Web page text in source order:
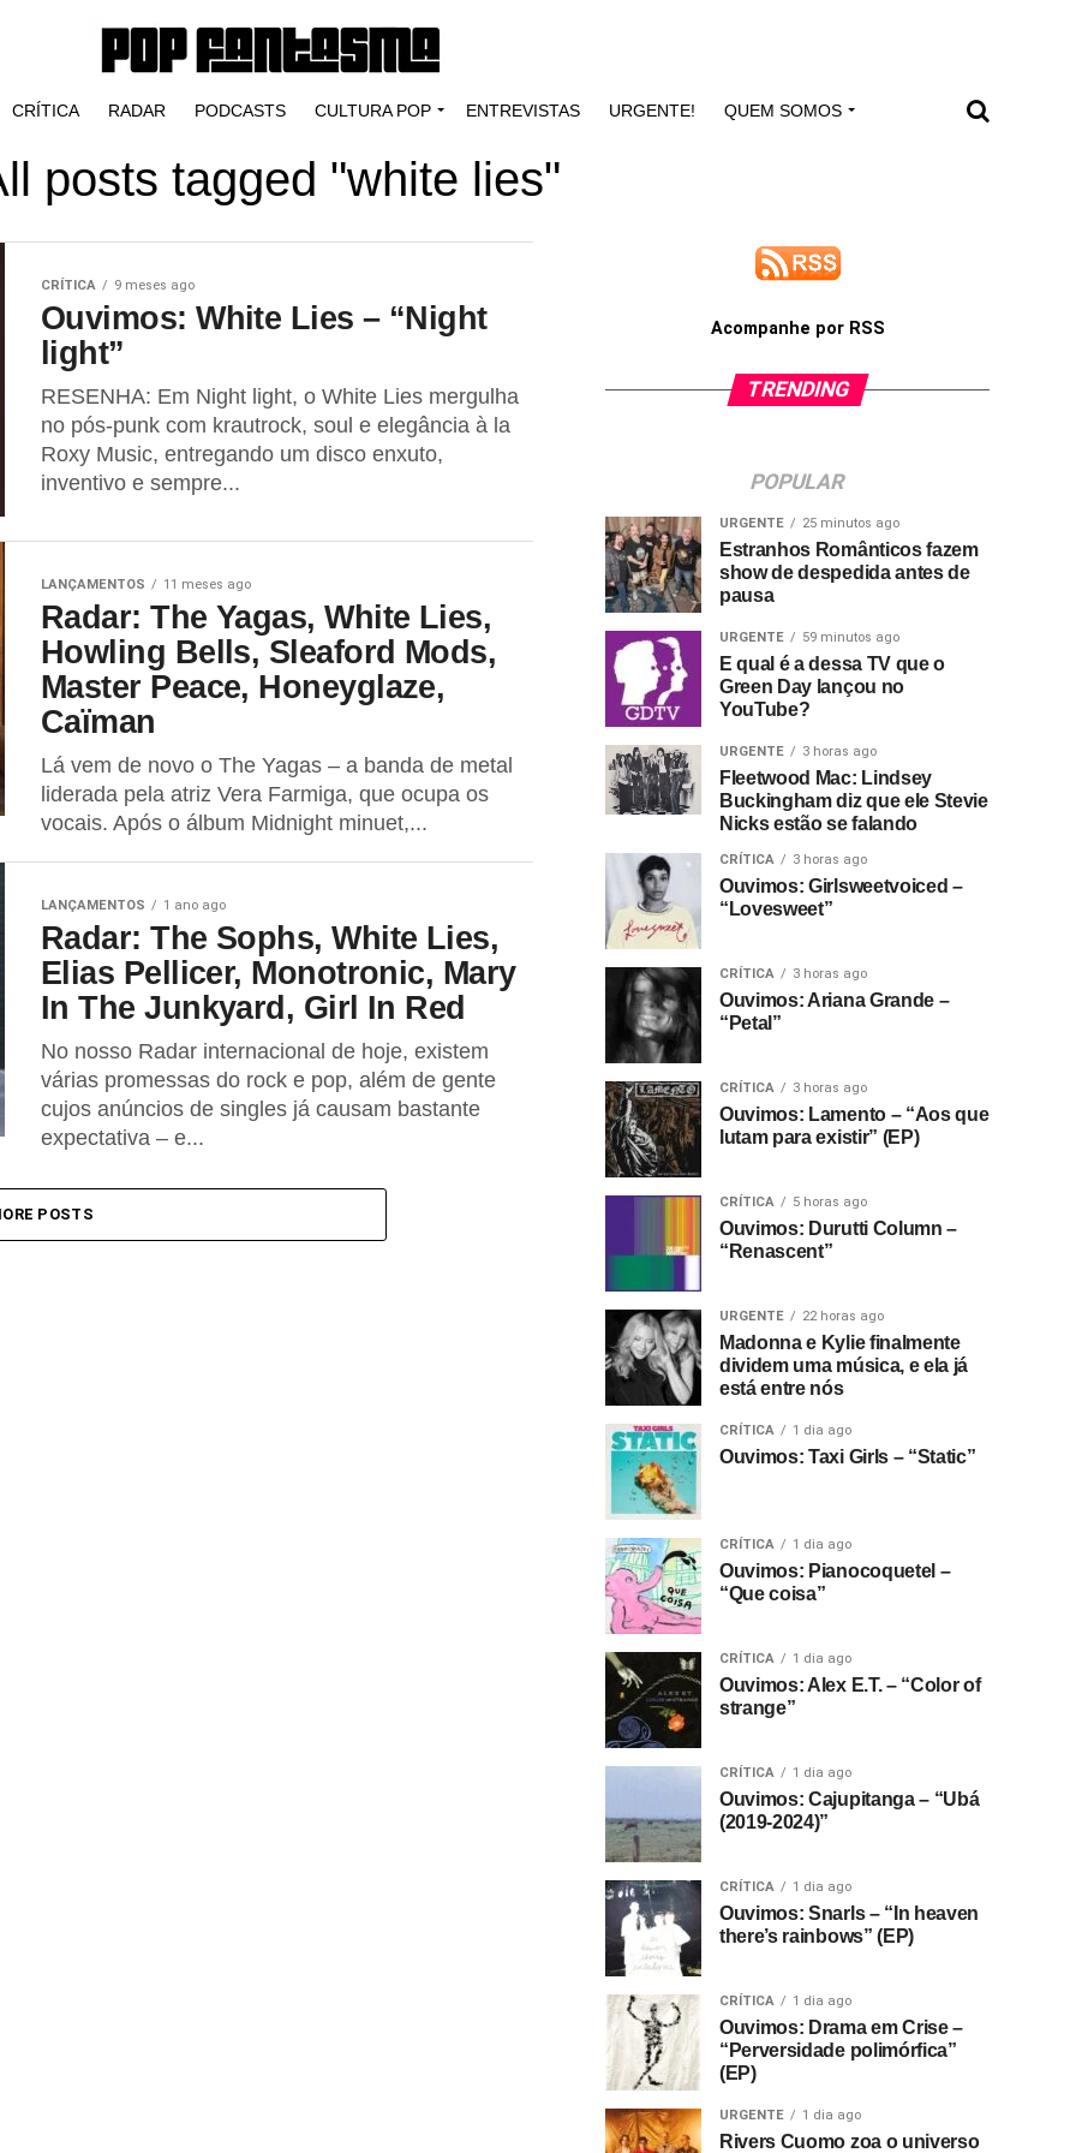
CRÍTICA RADAR PODCASTS CULTURA POP ENTREVISTAS URGENTE! QUEM SOMOS
posts tagged "white lies"
CRÍTICA 9 meses ago
Ouvimos: White Lies – “Night
light”
RESENHA: Em Night light, o White Lies mergulha
no pós-punk com krautrock, soul e elegância à la
Roxy Music, entregando um disco enxuto,
inventivo e sempre...
LANÇAMENTOS 11 meses ago
Radar: The Yagas, White Lies,
Howling Bells, Sleaford Mods,
Master Peace, Honeyglaze,
Caïman
Lá vem de novo o The Yagas – a banda de metal
liderada pela atriz Vera Farmiga, que ocupa os
vocais. Após o álbum Midnight minuet,...
LANÇAMENTOS 1 ano ago
Radar: The Sophs, White Lies,
Elias Pellicer, Monotronic, Mary
In The Junkyard, Girl In Red
No nosso Radar internacional de hoje, existem
várias promessas do rock e pop, além de gente
cujos anúncios de singles já causam bastante
expectativa – e...
POSTS
Acompanhe por RSS
TRENDING
POPULAR
URGENTE 25 minutos ago
Estranhos Românticos fazem
show de despedida antes de
pausa
URGENTE 59 minutos ago
E qual é a dessa TV que o
Green Day lançou no
YouTube?
URGENTE 3 horas ago
Fleetwood Mac: Lindsey
Buckingham diz que ele Stevie
Nicks estão se falando
CRÍTICA 3 horas ago
Ouvimos: Girlsweetvoiced –
“Lovesweet”
CRÍTICA 3 horas ago
Ouvimos: Ariana Grande –
“Petal”
CRÍTICA 3 horas ago
Ouvimos: Lamento – “Aos que
lutam para existir” (EP)
CRÍTICA 5 horas ago
Ouvimos: Durutti Column –
“Renascent”
URGENTE 22 horas ago
Madonna e Kylie finalmente
dividem uma música, e ela já
está entre nós
CRÍTICA 1 dia ago
Ouvimos: Taxi Girls – “Static”
CRÍTICA 1 dia ago
Ouvimos: Pianocoquetel –
“Que coisa”
CRÍTICA 1 dia ago
Ouvimos: Alex E.T. – “Color of
strange”
CRÍTICA 1 dia ago
Ouvimos: Cajupitanga – “Ubá
(2019-2024)”
CRÍTICA 1 dia ago
Ouvimos: Snarls – “In heaven
there’s rainbows” (EP)
CRÍTICA 1 dia ago
Ouvimos: Drama em Crise –
“Perversidade polimórfica”
(EP)
URGENTE 1 dia ago
Rivers Cuomo zoa o universo